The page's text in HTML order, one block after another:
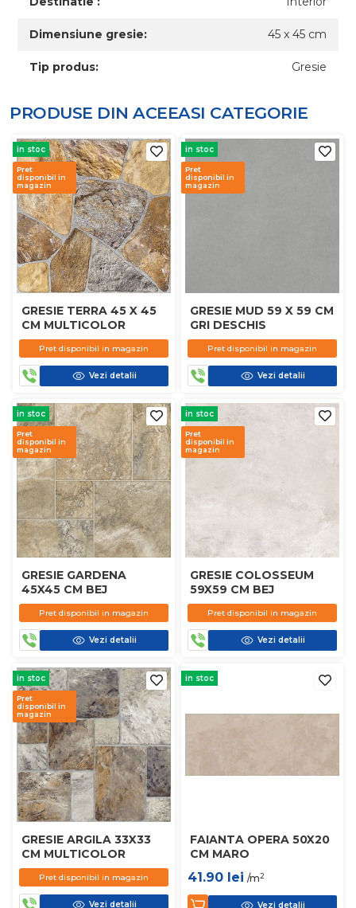
Dimensiune gresie: 45 x 45 cm
Tip produs: Gresie
PRODUSE DIN ACEEASI CATEGORIE
in stoc
Pret
disponibil in
magazin
GRESIE TERRA 45 X 45
CM MULTICOLOR
Pret disponibil in magazin
Vezi detalii
in stoc
Pret
disponibil in
magazin
GRESIE MUD 59 X 59 CM
GRI DESCHIS
Pret disponibil in magazin
Vezi detalii
in stoc
Pret
disponibil in
magazin
GRESIE GARDENA
45X45 CM BEJ
Pret disponibil in magazin
Vezi detalii
in stoc
Pret
disponibil in
magazin
GRESIE COLOSSEUM
59X59 CM BEJ
Pret disponibil in magazin
Vezi detalii
in stoc
Pret
disponibil in
magazin
GRESIE ARGILA 33X33
CM MULTICOLOR
Pret disponibil in magazin
Vezi detalii
in stoc
FAIANTA OPERA 50X20
CM MARO
41.90 lei /m2
Vezi detalii